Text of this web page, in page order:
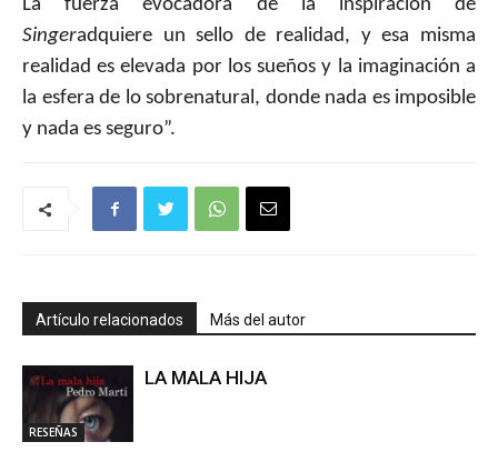
La fuerza evocadora de la inspiración de
Singeradquiere un sello de realidad, y esa misma
realidad es elevada por los sueños y la imaginación a
la esfera de lo sobrenatural, donde nada es imposible
y nada es seguro”.
Artículo relacionados Más del autor
RESEÑAS
LA MALA HIJA